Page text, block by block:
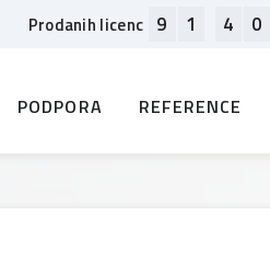
Prodanih licenc 9 1 4 0
PODPORA REFERENCE